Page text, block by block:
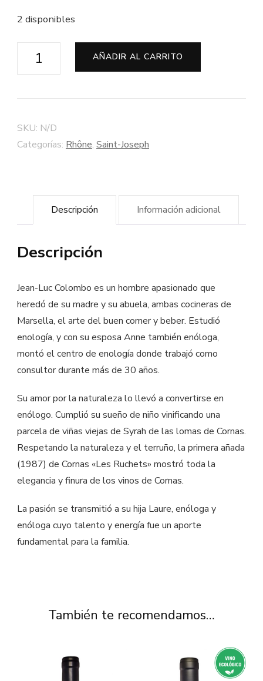
2 disponibles
Saint-
-
Bodega
Colombo
cantidad
AÑADIR AL CARRITO
SKU: N/D
Categorías: Rhône, Saint-Joseph
Descripción Información adicional
Descripción
Jean-Luc Colombo es un hombre apasionado que
heredó de su madre y su abuela, ambas cocineras de
Marsella, el arte del buen comer y beber. Estudió
enología, y con su esposa Anne también enóloga,
montó el centro de enología donde trabajó como
consultor durante más de 30 años.
Su amor por la naturaleza lo llevó a convertirse en
enólogo. Cumplió su sueño de niño vinificando una
parcela de viñas viejas de Syrah de las lomas de Cornas.
Respetando la naturaleza y el terruño, la primera añada
(1987) de Cornas «Les Ruchets» mostró toda la
elegancia y finura de los vinos de Cornas.
La pasión se transmitió a su hija Laure, enóloga y
enóloga cuyo talento y energía fue un aporte
fundamental para la familia.
También te recomendamos…